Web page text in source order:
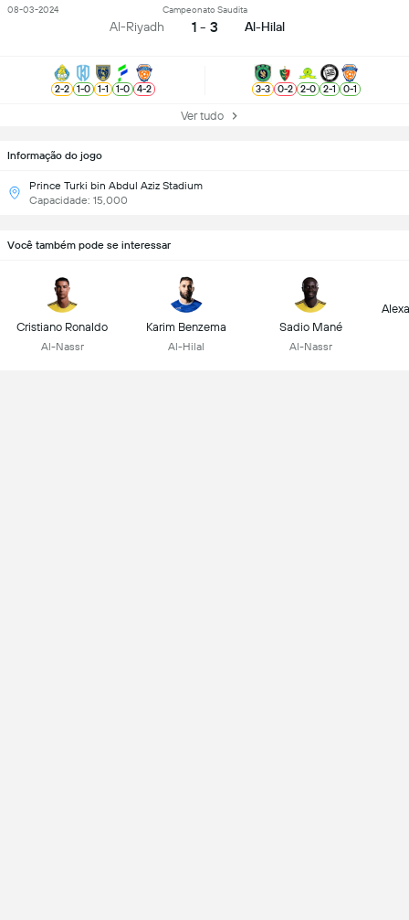
Informação do jogo
Prince Turki bin Abdul Aziz Stadium
Capacidade: 15,000
Al-Riyadh
Campeonato Saudita
1 - 3 Al-Hilal
08-03-2024
2-2 1-0 1-1 1-0 4-2 3-3 0-2 2-0 2-1 0-1
Ver tudo
Você também pode se interessar
Cristiano Ronaldo
Al-Nassr
Karim Benzema
Al-Hilal
Sadio Mané
Al-Nassr